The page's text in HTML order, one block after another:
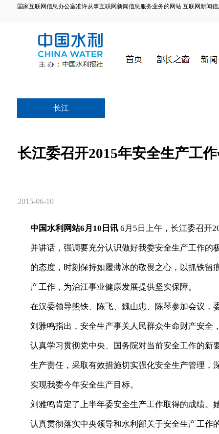
国家互联网信息办公室准许从事互联网新闻信息服务业务的网站 互联网新闻信
长江
长江委召开2015年安全生产工
2015-06-10
中国水利网站6月10日讯 6月5日上午，长江委召开
并讲话，强调要充分认识做好我委安全生产工作
的态度，时刻保持如履薄冰的敬畏之心，以抓铁
产工作，为治江事业健康发展提供坚实保障。
在汉委领导熊铁、陈飞、魏山忠、陈琴参加会议，
刘雅鸣指出，安全生产事关人民群众生命财产安
认真学习贯彻党中央、国务院对当前安全工作的
生产责任，采取有效措施切实强化安全生产管理
实现我委今年安全生产目标。
刘雅鸣肯定了上半年委安全生产工作取得的成绩。
认真贯彻落实中央领导和水利部关于安全生产工作